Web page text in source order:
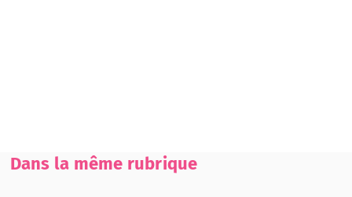
Dans la même rubrique